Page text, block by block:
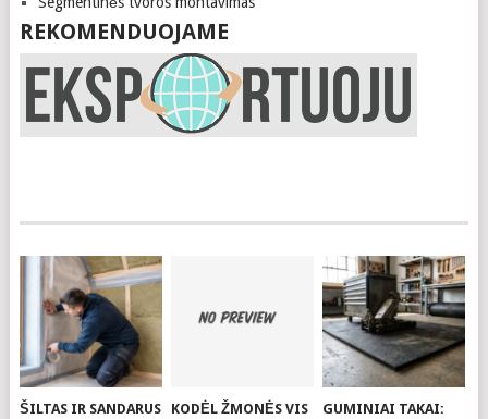
REKOMENDUOJAME
ŠILTAS IR SANDARUS
KODĖL ŽMONĖS VIS
GUMINIAI TAKAI: